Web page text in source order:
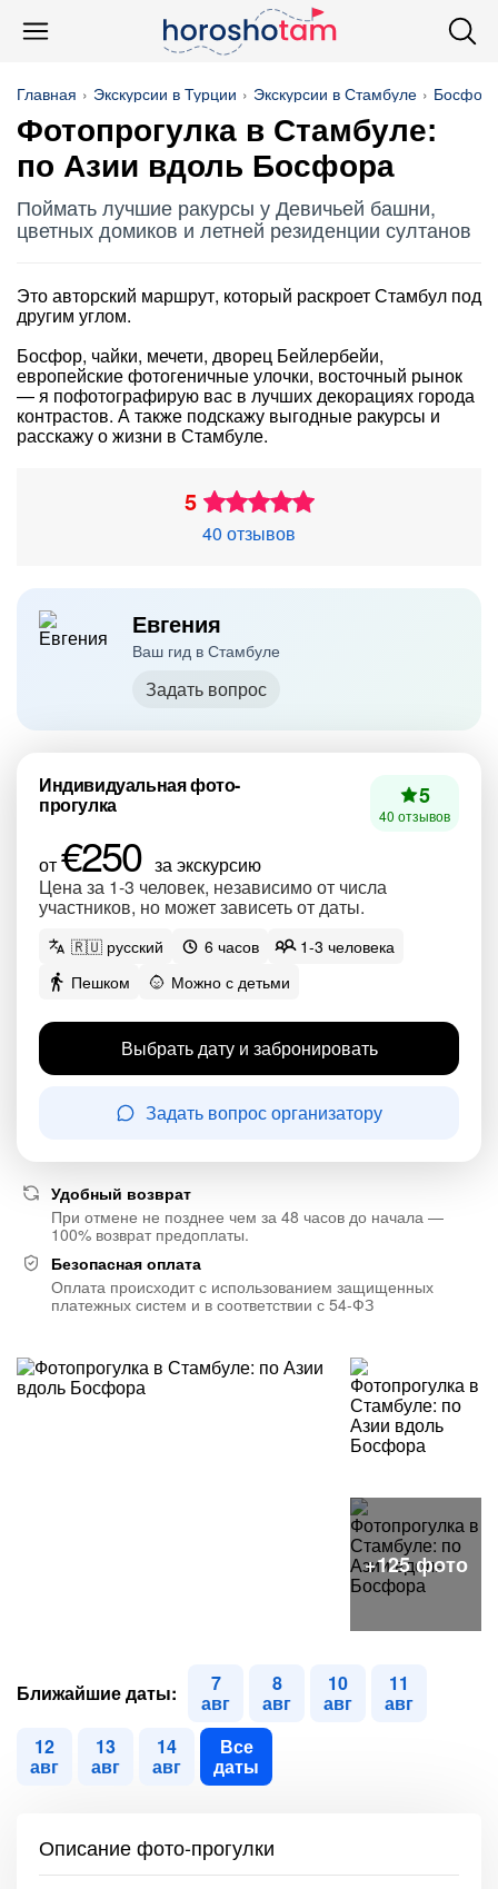
Главная Экскурсии в Турции Экскурсии в Стамбуле Босфор
Фотопрогулка в Стамбуле:
по Азии вдоль Босфора
Поймать лучшие ракурсы у Девичьей башни,
цветных домиков и летней резиденции султанов
Это авторский маршрут, который раскроет Стамбул под
другим углом.
Босфор, чайки, мечети, дворец Бейлербейи,
европейские фотогеничные улочки, восточный рынок
— я пофотографирую вас в лучших декорациях города
контрастов. А также подскажу выгодные ракурсы и
расскажу о жизни в Стамбуле.
5
40 отзывов
Евгения
Ваш гид в Стамбуле
Задать вопрос
Индивидуальная фото-
прогулка
от€250 за экскурсию
Цена за 1-3 человек, независимо от числа
участников, но может зависеть от даты.
5
40 отзывов
🇷🇺 русский 6 часов
1-3 человека
Пешком
Можно с детьми
Выбрать дату и забронировать
Задать вопрос организатору
Удобный возврат
При отмене не позднее чем за 48 часов до начала —
100% возврат предоплаты.
Безопасная оплата
Оплата происходит с использованием защищенных
платежных систем и в соответствии с 54-ФЗ
Ближайшие даты: 7
авг
8
авг
10
авг
11
авг
12
авг
13
авг
14
авг
Все
даты
Описание фото-прогулки